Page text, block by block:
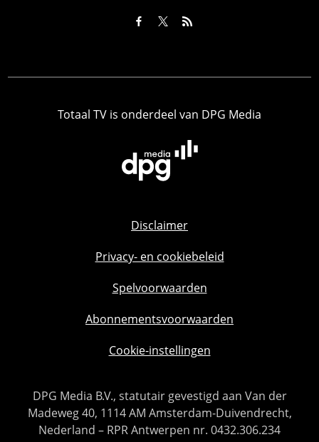
Totaal TV is onderdeel van DPG Media
Disclaimer
Privacy- en cookiebeleid
Spelvoorwaarden
Abonnementsvoorwaarden
Cookie-instellingen
DPG Media B.V., statutair gevestigd aan Van der
Madeweg 40, 1114 AM Amsterdam-Duivendrecht,
Nederland – RPR Antwerpen nr. 0432.306.234